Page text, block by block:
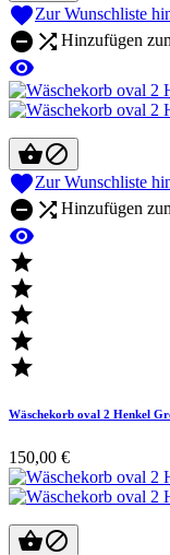
Zur Wunschliste
  Hinzufügen


Zur Wunschliste
  Hinzufügen






Wäschekorb oval 2 Henkel
150,00 €
